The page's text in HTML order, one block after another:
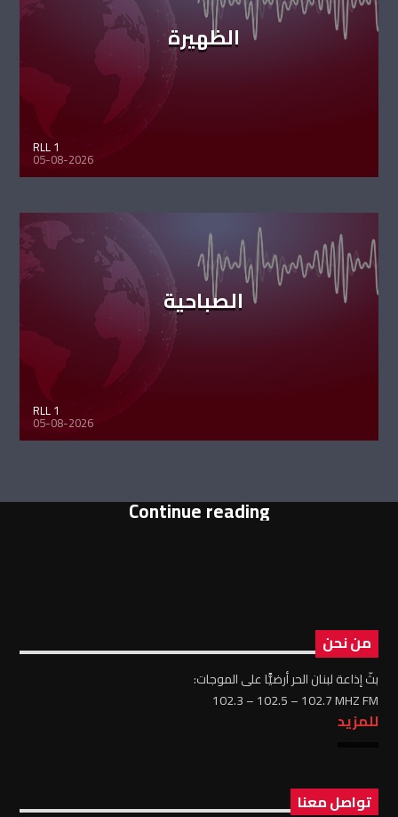
الظهيرة
RLL 1
05-08-2026
الصباحية
RLL 1
05-08-2026
Continue reading
من نحن
بثّ إذاعة لبنان الحر أرضيًّا على الموجات:
102.3 – 102.5 – 102.7 MHZ FM
للمزيد
تواصل معنا